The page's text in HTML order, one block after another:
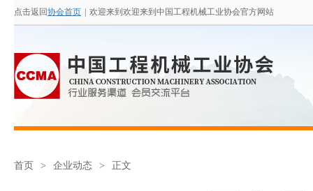
点击返回协会首页 欢迎来到欢迎来到中国工程机械工业协会官方网站
首页 > 企业动态 > 正文